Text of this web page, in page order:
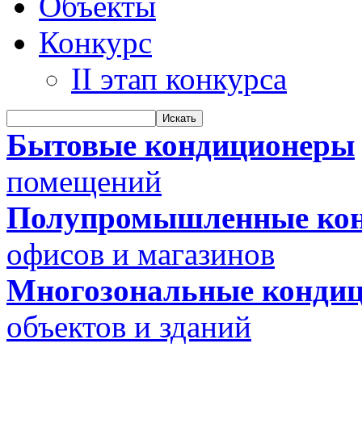
Конкурс
II этап конкурса
Бытовые кондиционеры
помещений
Полупромышленные
офисов и магазинов
Многозональные
объектов и зданий